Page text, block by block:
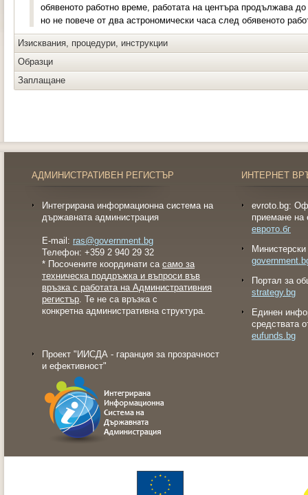
обявеното работно време, работата на центъра продължава
но не повече от два астрономически часа след обявеното
Изисквания, процедури, инструкции
Образци
Заплащане
АДМИНИСТРАТИВЕН РЕГИСТЪР
Интегрирана информационна система на
държавната администрация
E-mail: ras@government.bg
Телефон: +359 2 940 29 32
* Посочените координати са само за
техническа поддръжка и въпроси във
връзка с работата на Административния
регистър. Те не са връзка с
конкретна административна структура.
Проект "ИИСДА - гаранция за прозрачност
и ефективност"
ИНТЕРНЕТ
evroto.bg:
приемане на
еврото.бг
Портал за
strategy.bg
Eдинен
средствата
eufunds.bg